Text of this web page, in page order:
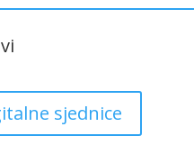
sjednice